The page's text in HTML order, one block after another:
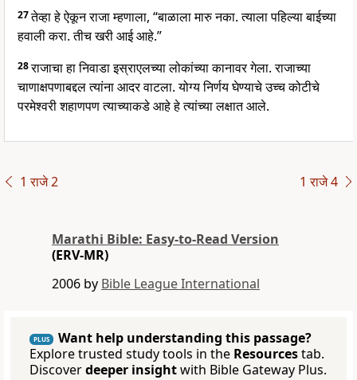
27तेव्हा हे ऐकून राजा म्हणाला, “बाळाला मारु नका. त्याला पहिल्या बाईच्या
हवाली करा. तीच खरी आई आहे.”
28राजाचा हा निवाडा इस्राएलच्या लोकांच्या कानावर गेला. राजाच्या
चाणाक्षपणाबद्दल त्यांना आदर वाटला. योग्य निर्णय घेण्याचे उच्च कोटीचे
परमेश्वरी शहाणपण त्याच्याकडे आहे हे त्यांच्या लक्षात आले.
1 राजे 2 1 राजे 4
Marathi Bible: Easy-to-Read Version
(ERV-MR)
2006 by Bible League International
PLUS
Want help understanding this passage?
Explore trusted study tools in the Resourcestab.
Discoverdeeper insightwith Bible Gateway Plus.